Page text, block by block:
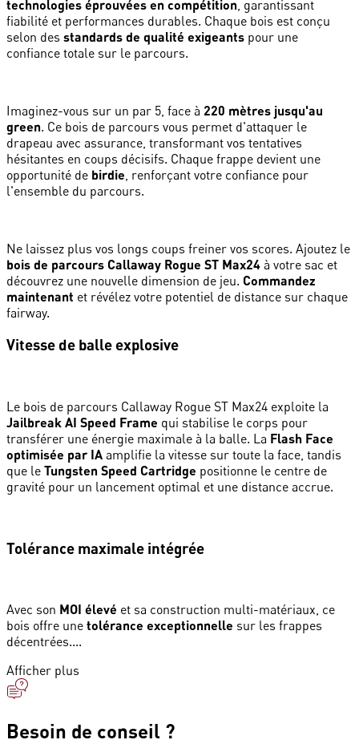
technologies éprouvées en compétition , garantissant
fiabilité et performances durables. Chaque bois est conçu
selon des standards de qualité exigeants pour une
confiance totale sur le parcours.
Imaginez-vous sur un par 5, face à 220 mètres jusqu'au
green. Ce bois de parcours vous permet d'attaquer le
drapeau avec assurance, transformant vos tentatives
hésitantes en coups décisifs. Chaque frappe devient une
opportunité de birdie , renforçant votre confiance pour
l'ensemble du parcours.
Ne laissez plus vos longs coups freiner vos scores. Ajoutez le
bois de parcours Callaway Rogue ST Max24 à votre sac et
découvrez une nouvelle dimension de jeu. Commandez
maintenant et révélez votre potentiel de distance sur chaque
fairway.
Vitesse de balle explosive
Le bois de parcours Callaway Rogue ST Max24 exploite la
Jailbreak AI Speed Frame qui stabilise le corps pour
transférer une énergie maximale à la balle. La Flash Face
optimisée par IA amplifie la vitesse sur toute la face, tandis
que le Tungsten Speed Cartridge positionne le centre de
gravité pour un lancement optimal et une distance accrue.
Tolérance maximale intégrée
Avec son MOI élevé et sa construction multi-matériaux, ce
bois offre une tolérance exceptionnelle sur les frappes
décentrées....
Afficher plus
Besoin de conseil ?